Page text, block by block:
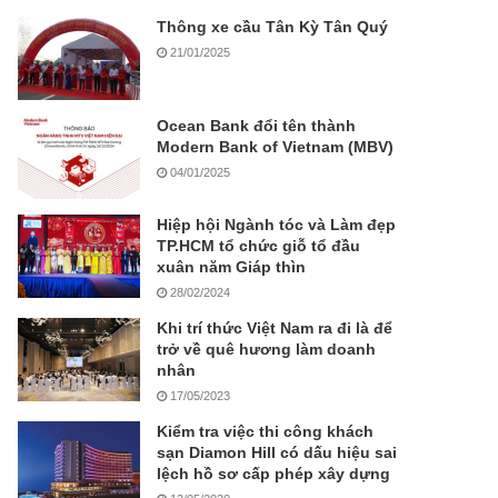
Thông xe cầu Tân Kỳ Tân Quý
21/01/2025
Ocean Bank đổi tên thành
Modern Bank of Vietnam (MBV)
04/01/2025
Hiệp hội Ngành tóc và Làm đẹp
TP.HCM tổ chức giỗ tổ đầu
xuân năm Giáp thìn
28/02/2024
Khi trí thức Việt Nam ra đi là để
trở về quê hương làm doanh
nhân
17/05/2023
Kiểm tra việc thi công khách
sạn Diamon Hill có dấu hiệu sai
lệch hồ sơ cấp phép xây dựng